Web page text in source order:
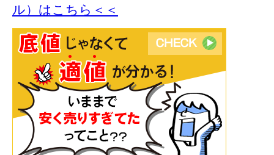
ル）はこちら＜＜